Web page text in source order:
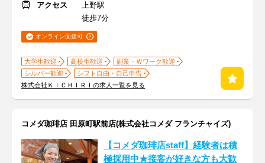
アクセス
上野駅
徒歩7分
オンライン面接可
大学生歓迎 高校生歓迎
副業・Ｗワーク歓迎
シルバー歓迎
シフト自由・自己申告
株式会社ＫＩＣＨＩＲＩの求人一覧を見る
コメダ珈琲店 田原町駅前店(株式会社コメダ フランチャイズ)
【コメダ珈琲店staff】経験者は積
極採用中★接客が好きな方も大歓